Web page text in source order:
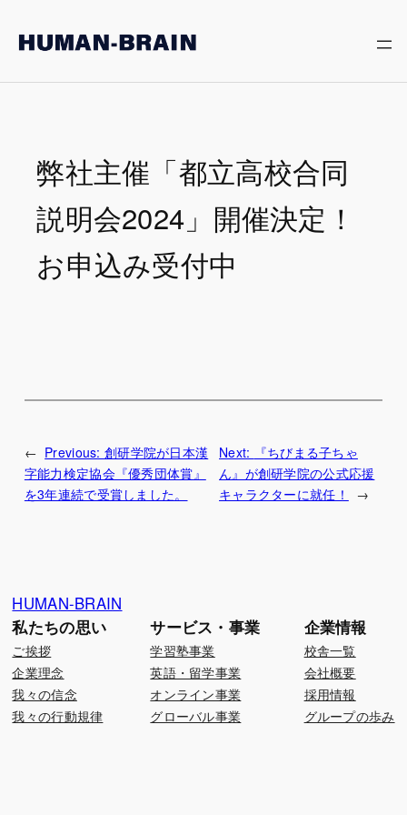
弊社主催「都立高校合同
説明会2024」開催決定！
お申込み受付中
← Previous: 創研学院が日本漢
字能力検定協会『優秀団体賞』
を3年連続で受賞しました。
Next:
『ちびまる子ちゃ
ん』が創研学院の公式応援
キャラクターに就任！
→
HUMAN-BRAIN
私たちの思い
ご挨拶
企業理念
我々の信念
我々の行動規律
サービス・事業
学習塾事業
英語・留学事業
オンライン事業
グローバル事業
企業情報
校舎一覧
会社概要
採用情報
グループの歩み